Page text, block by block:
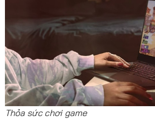
Thỏa sức chơi game